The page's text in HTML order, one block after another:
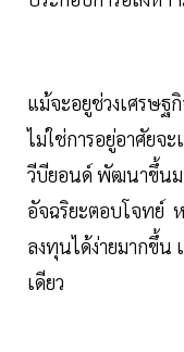
แม้จะอยูช่วงเศรษฐ
ไม่ใช่การอยู่อาศัยจ
วีบียอนด์ พัฒนาขึ้นม
อัจฉริยะตอบโจทย์
ลงทุนได้ง่ายมากขึ้น
เดียว